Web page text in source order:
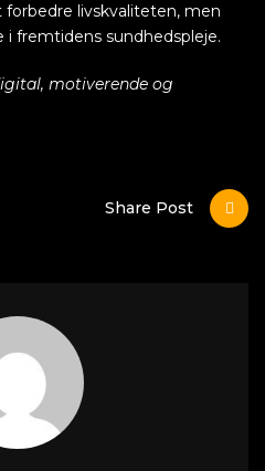
livskvaliteten, men
fremtidens sundhedspleje.
motiverende og
Share Post